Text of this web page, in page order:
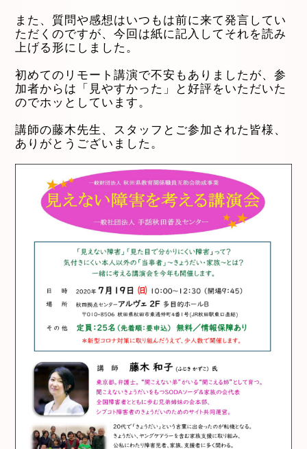
また、質問や感想はいつもは前に来て発言してい
ただくのですが、今回は紙に記入してそれを読み
上げる形にしました。
初めてのリモート講演で不安もありましたが、参
加者からは「見やすかった」と好評をいただいた
のでホッとしています。
講師の藤木先生、スタッフとご参加された皆様、
ありがとうございました。